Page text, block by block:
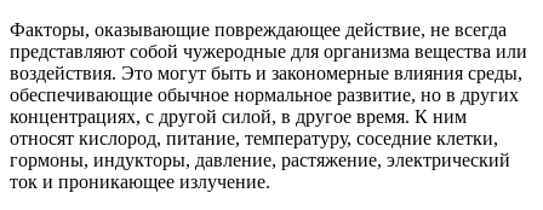
Факторы, оказывающие повреждающее действие, не всегда
представляют собой чужеродные для организма вещества или
воздействия. Это могут быть и закономерные влияния среды,
обеспечивающие обычное нормальное развитие, но в других
концентрациях, с другой силой, в другое время. К ним
относят кислород, питание, температуру, соседние клетки,
гормоны, индукторы, давление, растяжение, электрический
ток и проникающее излучение.